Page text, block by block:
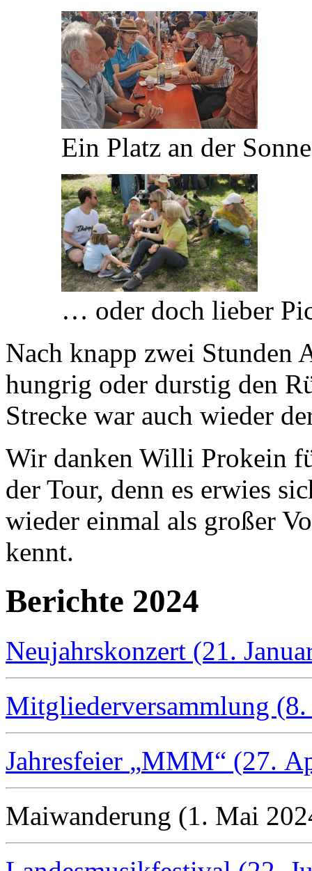
Ein Platz an der
… oder doch lieber
Nach knapp zwei Stunden
hungrig oder durstig den
Strecke war auch wieder
Wir danken Willi Prokein
der Tour, denn es erwies
wieder einmal als großer
kennt.
Berichte 2024
Neujahrskonzert (21.
Mitgliederversammlung
Jahresfeier
MMM
(27.
Maiwanderung (1. Mai